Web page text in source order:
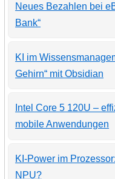
Neues Bezahlen bei
Bank“
KI im
Gehirn“ mit Obsidian
Intel Core 5 120U –
mobile Anwendungen
KI-Power im
NPU?